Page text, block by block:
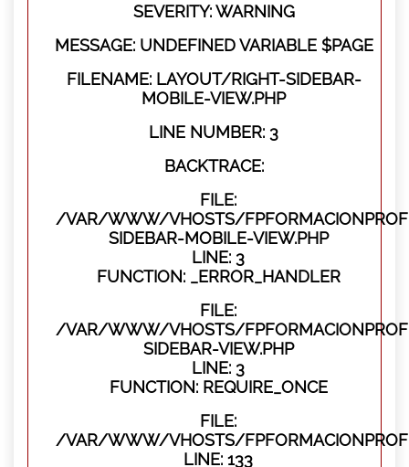
SEVERITY: WARNING
MESSAGE: UNDEFINED VARIABLE $PAGE
FILENAME: LAYOUT/RIGHT-SIDEBAR-
MOBILE-VIEW.PHP
LINE NUMBER: 3
BACKTRACE:
FILE:
/VAR/WWW/VHOSTS/
SIDEBAR-MOBILE-VIEW.PHP
LINE: 3
FUNCTION: _ERROR_HANDLER
FILE:
/VAR/WWW/VHOSTS/
SIDEBAR-VIEW.PHP
LINE: 3
FUNCTION: REQUIRE_ONCE
FILE:
/VAR/WWW/VHOSTS/
LINE: 133